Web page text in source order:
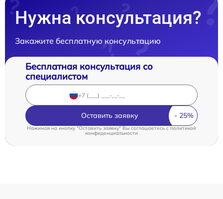
Нужна консультация?
Закажите бесплатную консультацию
Бесплатная консультация со
специалистом
Оставить заявку
Нажимая на кнопку "Оставить заявку" Вы соглашаетесь cполитикой
конфиденциальности